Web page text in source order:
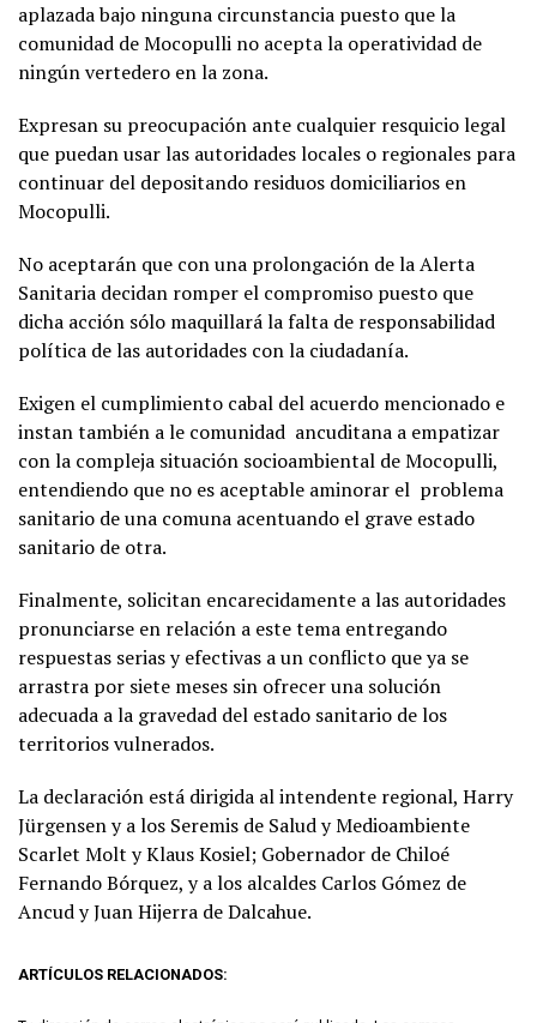
aplazada bajo ninguna circunstancia puesto que la
comunidad de Mocopulli no acepta la operatividad de
ningún vertedero en la zona.
Expresan su preocupación ante cualquier resquicio legal
que puedan usar las autoridades locales o regionales para
continuar del depositando residuos domiciliarios en
Mocopulli.
No aceptarán que con una prolongación de la Alerta
Sanitaria decidan romper el compromiso puesto que
dicha acción sólo maquillará la falta de responsabilidad
política de las autoridades con la ciudadanía.
Exigen el cumplimiento cabal del acuerdo mencionado e
instan también a le comunidad ancuditana a empatizar
con la compleja situación socioambiental de Mocopulli,
entendiendo que no es aceptable aminorar el problema
sanitario de una comuna acentuando el grave estado
sanitario de otra.
Finalmente, solicitan encarecidamente a las autoridades
pronunciarse en relación a este tema entregando
respuestas serias y efectivas a un conflicto que ya se
arrastra por siete meses sin ofrecer una solución
adecuada a la gravedad del estado sanitario de los
territorios vulnerados.
La declaración está dirigida al intendente regional, Harry
Jürgensen y a los Seremis de Salud y Medioambiente
Scarlet Molt y Klaus Kosiel; Gobernador de Chiloé
Fernando Bórquez, y a los alcaldes Carlos Gómez de
Ancud y Juan Hijerra de Dalcahue.
ARTÍCULOS RELACIONADOS: